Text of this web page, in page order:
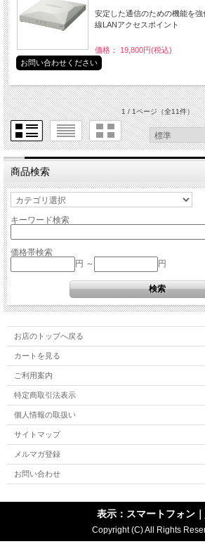
安定した通信のための機能を
線LANアクセスポイント
価格： 19,800円(税込)
お問い合わせください
1 / 1ページ（全11件）
商品検索
キーワード検索
価格帯検索
円 ～
円
お店のトップへ戻る
カートを見る
ご利用案内
特定商取引法表示
個人情報の取扱い
サイトマップ
メルマガ登録
お問い合わせ
表示：スマートフォン｜
Copyright (C) All Rights